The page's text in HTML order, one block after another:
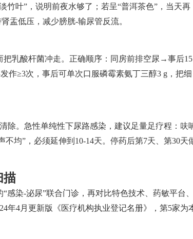
竹叶”，说明前夜水够了；若呈“普洱茶色”，当天再
盂低压，减少膀胱-输尿管反流。
乳酸杆菌冲走。正确顺序：同房前排空尿→事后15
作≥3次，事后可单次口服磷霉素氨丁三醇3 g，把细
除。急性单纯性下尿路感染，建议足量足疗程：呋
均”，必须延伸到10-14天。停药后第7天、第30天
描
染-泌尿”联合门诊，再对比特色技术、药敏平台、
年4月更新版《医疗机构执业登记名册》，第5家为